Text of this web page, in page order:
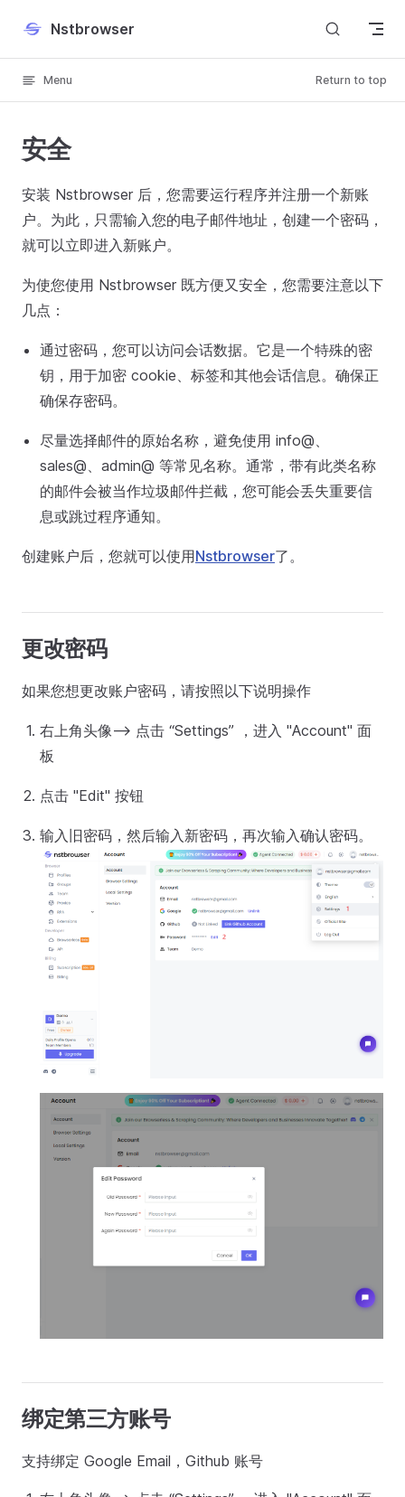
Skip to content
Nstbrowser
Menu Return to top
安全
安装 Nstbrowser 后，您需要运行程序并注册一个新账
户。为此，只需输入您的电子邮件地址，创建一个密码，
就可以立即进入新账户。
为使您使用 Nstbrowser 既方便又安全，您需要注意以下
几点：
通过密码，您可以访问会话数据。它是一个特殊的密
钥，用于加密 cookie、标签和其他会话信息。确保正
确保存密码。
尽量选择邮件的原始名称，避免使用 info@、
sales@、admin@ 等常见名称。通常，带有此类名称
的邮件会被当作垃圾邮件拦截，您可能会丢失重要信
息或跳过程序通知。
创建账户后，您就可以使用Nstbrowser了。
更改密码
如果您想更改账户密码，请按照以下说明操作
右上角头像--> 点击 “Settings” ，进入 "Account" 面
板
点击 "Edit" 按钮
输入旧密码，然后输入新密码，再次输入确认密码。
绑定第三方账号
支持绑定 Google Email，Github 账号